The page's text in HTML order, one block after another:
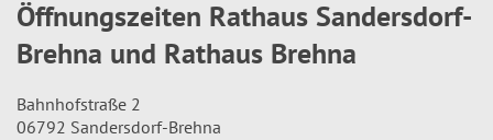
Öffnungszeiten Rathaus Sandersdorf-
Brehna und Rathaus Brehna
Bahnhofstraße 2
06792 Sandersdorf-Brehna